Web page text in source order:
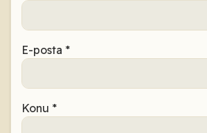
E-posta *
Konu *